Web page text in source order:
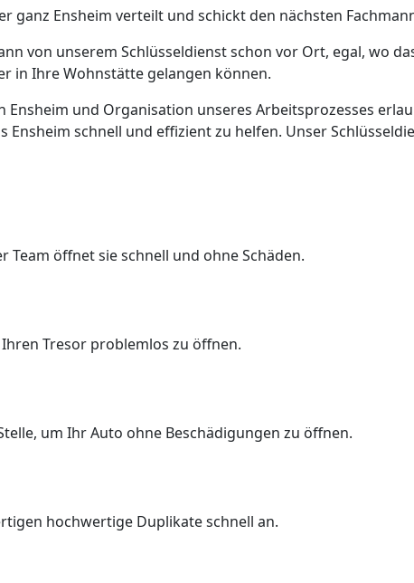
ganz Ensheim verteilt und schickt den nächsten
von unserem Schlüsseldienst schon vor Ort, egal, wo
in Ihre Wohnstätte gelangen können.
und Organisation unseres Arbeitsprozesses
Ensheim schnell und effizient zu helfen. Unser
Team öffnet sie schnell und ohne Schäden.
Tresor problemlos zu öffnen.
um Ihr Auto ohne Beschädigungen zu öffnen.
hochwertige Duplikate schnell an.